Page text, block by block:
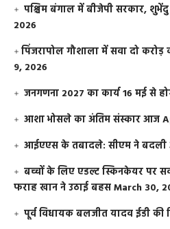
पश्चिम बंगाल में बीजेपी सरकार,
2026
​पिंजरापोल गौशाला में सवा दो करोड़
9, 2026
जनगणना 2027 का कार्य 16 मई से
आशा भोसले का अंतिम संस्कार आज
आईएएस के तबादले: सीएम ने बदली
बच्चों के लिए एडल्ट स्किनकेयर पर
फराह खान ने उठाई बहसMarch 30,
पूर्व विधायक बलजीत यादव ईडी की